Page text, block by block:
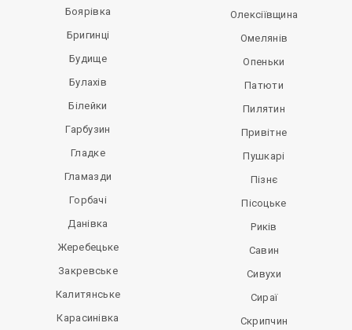
Боярівка
Бригинці
Будище
Булахів
Білейки
Гарбузин
Гладке
Гламазди
Горбачі
Данівка
Жеребецьке
Закревське
Калитянське
Карасинівка
Олексіївщина
Омелянів
Опеньки
Патюти
Пилятин
Привітне
Пушкарі
Пізнє
Пісоцьке
Риків
Савин
Сивухи
Сираї
Скрипчин